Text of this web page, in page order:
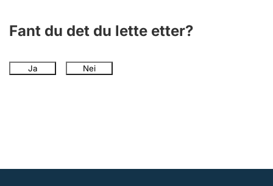
Fant du det du lette etter?
Ja Nei